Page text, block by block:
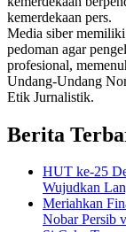
kemerdekaan pers.
Media siber
pedoman agar
profesional,
Undang-Undang
Etik Jurnalistik.
Berita
HUT ke-25
Wujudkan
Meriahkan
Nobar Persib